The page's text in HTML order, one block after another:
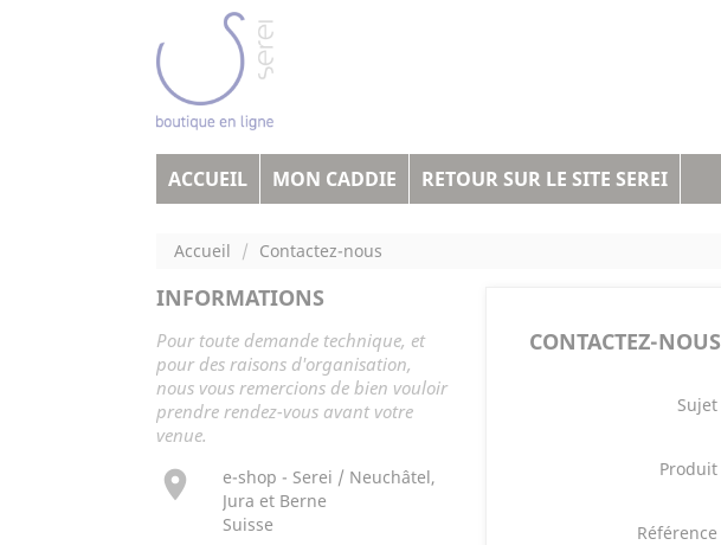
ACCUEIL MON CADDIE RETOUR SUR LE SITE SEREI
Accueil Contactez-nous
INFORMATIONS
Pour toute demande technique, et
pour des raisons d'organisation,
nous vous remercions de bien vouloir
prendre rendez-vous avant votre
venue.

e-shop - Serei / Neuchâtel,
Jura et Berne
Suisse
CONTACTEZ-NOUS
Sujet
Produit
Référence